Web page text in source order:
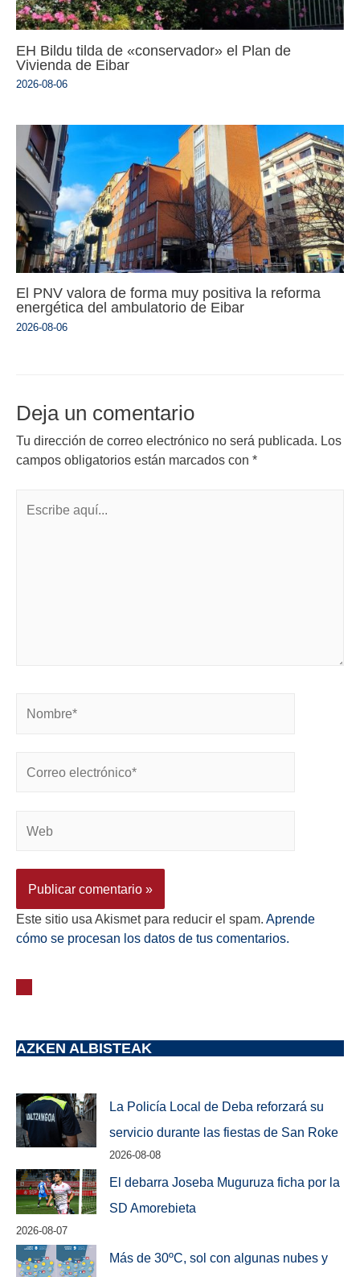
EH Bildu tilda de «conservador» el Plan de
Vivienda de Eibar
2026-08-06
El PNV valora de forma muy positiva la reforma
energética del ambulatorio de Eibar
2026-08-06
Deja un comentario
Tu dirección de correo electrónico no será publicada. Los
campos obligatorios están marcados con *
Este sitio usa Akismet para reducir el spam. Aprende
cómo se procesan los datos de tus comentarios.
AZKEN ALBISTEAK
La Policía Local de Deba reforzará su
servicio durante las fiestas de San Roke
2026-08-08
El debarra Joseba Muguruza ficha por la
SD Amorebieta
2026-08-07
Más de 30ºC, sol con algunas nubes y